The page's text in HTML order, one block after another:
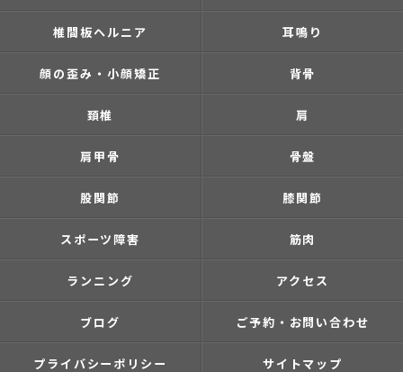
椎間板ヘルニア 耳鳴り
顔の歪み・小顔矯正 背骨
頚椎 肩
肩甲骨 骨盤
股関節 膝関節
スポーツ障害 筋肉
ランニング アクセス
ブログ ご予約・お問い合わせ
プライバシーポリシー サイトマップ